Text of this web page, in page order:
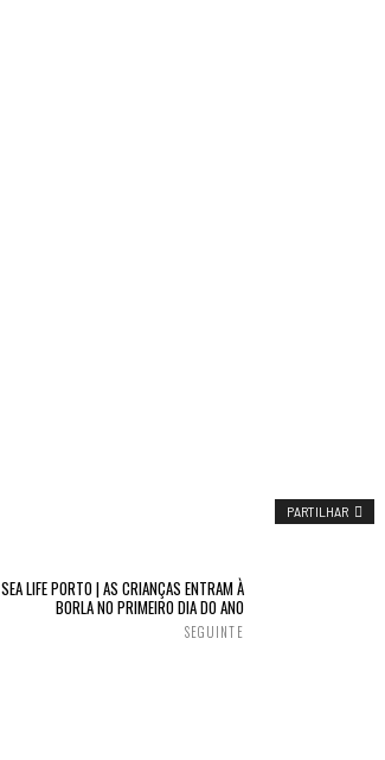
PARTILHAR
SEA LIFE PORTO | AS CRIANÇAS ENTRAM À
BORLA NO PRIMEIRO DIA DO ANO
SEGUINTE